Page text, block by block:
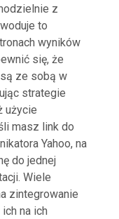
z
to
wyników
się, że
ze sobą w
strategie
użycie
masz link do
Yahoo, na
do jednej
Wiele
zintegrowanie
na ich